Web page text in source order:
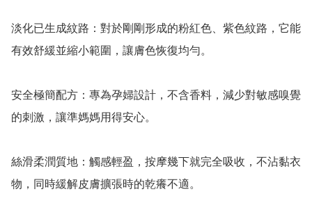
淡化已生成紋路：對於剛剛形成的粉紅色、紫色紋路，它能
有效舒緩並縮小範圍，讓膚色恢復均勻。
安全極簡配方：專為孕婦設計，不含香料，減少對敏感嗅覺
的刺激，讓準媽媽用得安心。
絲滑柔潤質地：觸感輕盈，按摩幾下就完全吸收，不沾黏衣
物，同時緩解皮膚擴張時的乾癢不適。